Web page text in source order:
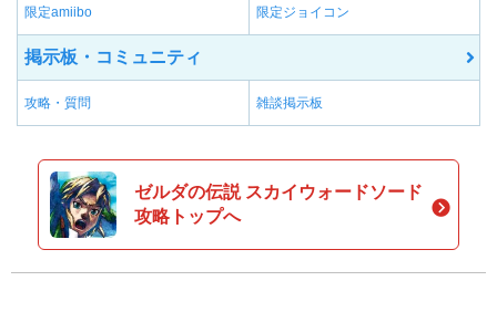
限定amiibo 限定ジョイコン
掲示板・コミュニティ
攻略・質問 雑談掲示板
ゼルダの伝説 スカイウォードソード
攻略トップへ